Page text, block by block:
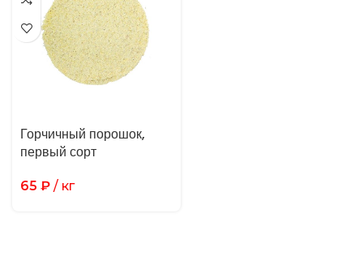
Горчичный порошок,
первый сорт
65 ₽ / кг